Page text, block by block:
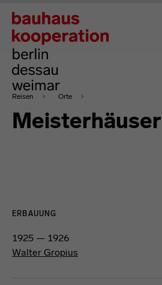
Reisen Orte
Meisterhäuser
ERBAUUNG
1925 — 1926
Walter Gropius